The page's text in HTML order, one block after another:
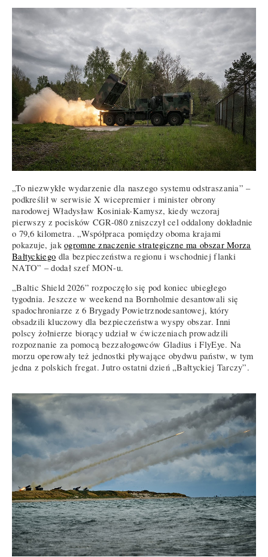
„To niezwykłe wydarzenie dla naszego systemu odstraszania” –
podkreślił w serwisie X wicepremier i minister obrony
narodowej Władysław Kosiniak-Kamysz, kiedy wczoraj
pierwszy z pocisków CGR-080 zniszczył cel oddalony dokładnie
o 79,6 kilometra. „Współpraca pomiędzy oboma krajami
pokazuje, jakogromne znaczenie strategiczne ma obszar Morza
Bałtyckiego dla bezpieczeństwa regionu i wschodniej flanki
NATO” – dodał szef MON-u.
„Baltic Shield 2026” rozpoczęło się pod koniec ubiegłego
tygodnia. Jeszcze w weekend na Bornholmie desantowali się
spadochroniarze z 6 Brygady Powietrznodesantowej, który
obsadzili kluczowy dla bezpieczeństwa wyspy obszar. Inni
polscy żołnierze biorący udział w ćwiczeniach prowadzili
rozpoznanie za pomocą bezzałogowców Gladius i FlyEye. Na
morzu operowały też jednostki pływające obydwu państw, w tym
jedna z polskich fregat. Jutro ostatni dzień „Bałtyckiej Tarczy”.